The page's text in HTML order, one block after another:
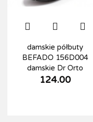
damskie półbuty
BEFADO 156D004
damskie Dr Orto
124.00